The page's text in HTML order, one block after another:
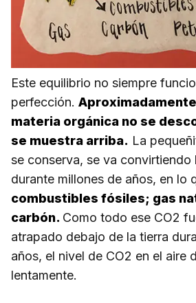
Este equilibrio no siempre
perfección.
materia orgánica no se
se muestra arriba. La
se conserva, se va convirtiendo
durante millones de años, en lo
combustibles fósiles; gas
carbón. Como todo ese CO2
atrapado debajo de la tierra
años, el nivel de CO2 en el aire
lentamente.